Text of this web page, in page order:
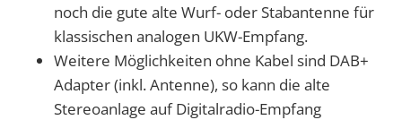
noch die gute alte Wurf- oder Stabantenne für
klassischen analogen UKW-Empfang.
Weitere Möglichkeiten ohne Kabel sind DAB+
Adapter (inkl. Antenne), so kann die alte
Stereoanlage auf Digitalradio-Empfang